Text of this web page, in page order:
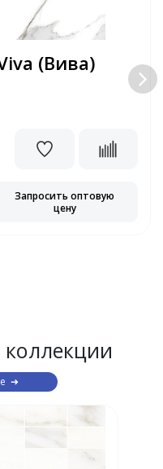
(Вива)
Запросить оптовую
цену